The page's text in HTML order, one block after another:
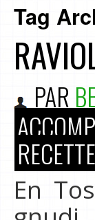
Tag
PAR
En